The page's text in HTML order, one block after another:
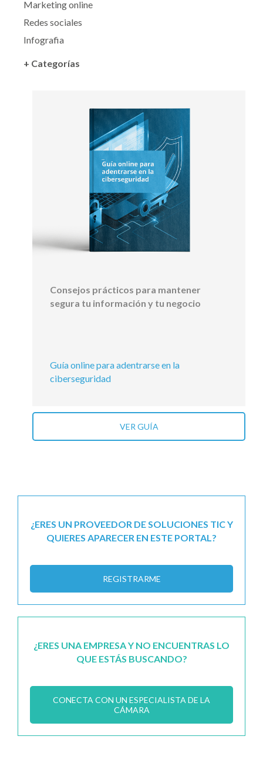
Marketing online
Redes sociales
Infografia
+ Categorías
Consejos prácticos para mantener
segura tu información y tu negocio
Guía online para adentrarse en la
ciberseguridad
VER GUÍA
¿ERES UN PROVEEDOR DE SOLUCIONES TIC Y
QUIERES APARECER EN ESTE PORTAL?
REGISTRARME
¿ERES UNA EMPRESA Y NO ENCUENTRAS LO
QUE ESTÁS BUSCANDO?
CONECTA CON UN ESPECIALISTA DE LA
CÁMARA